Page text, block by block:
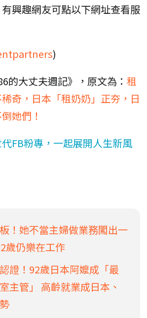
興趣網友可點以下網址查看服
)
的大丈夫週記》，原文為： 租
奇，日本「租奶奶」正夯，日
她們！
FB粉專，一起展開人生新風
！她不當主婦做業務闖出一
歲仍樂在工作
證！92歲日本阿嬤成「最
主管」 高齡就業成日本、